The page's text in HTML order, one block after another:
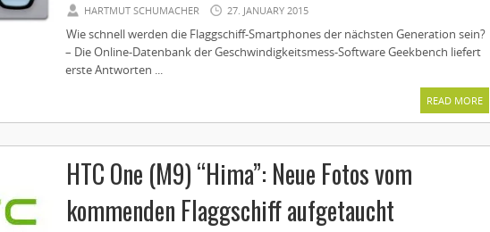
HARTMUT SCHUMACHER 27. JANUARY 2015
Wie schnell werden die Flaggschiff-Smartphones der nächsten Generation sein?
– Die Online-Datenbank der Geschwindigkeitsmess-Software Geekbench liefert
erste Antworten ...
READ MORE
HTC One (M9) “Hima”: Neue Fotos vom
kommenden Flaggschiff aufgetaucht